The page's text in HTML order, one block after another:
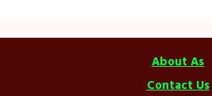
About As
Contact Us